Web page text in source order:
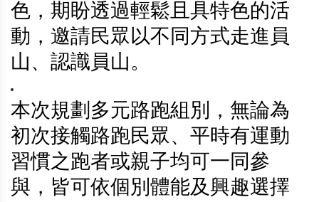
色，期盼透過輕鬆且具特色的活
動，邀請民眾以不同方式走進員
山、認識員山。
本次規劃多元路跑組別，無論為
初次接觸路跑民眾、平時有運動
習慣之跑者或親子均可一同參
與，皆可依個別體能及興趣選擇